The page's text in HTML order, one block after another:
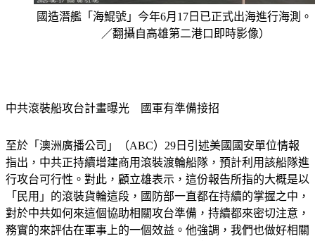
國造潛艦「海鯤號」今年6月17日已正式出海進行海測。
／翻攝自高雄第二港口即時影像）
中共滾裝船攻台計畫曝光　國軍有準備接招
至於「澳洲廣播公司」（ABC）29日引述美國國安單位情報
指出，中共正持續增建商用滾裝渡輪船隊，預計利用該船隊進
行攻台可行性。對此，顧立雄表示，這份報告所指的大概是以
「民用」的滾裝貨輪這段，國防部一直都在持續的掌握之中，
對於中共如何來這個協助相關攻台準備，持續都來密切注意，
務實的來評估在軍事上的一個效益。他強調，我們也做好相關